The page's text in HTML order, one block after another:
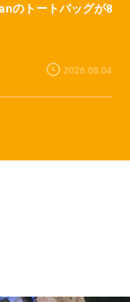
のトートバッグが8
2026.08.04